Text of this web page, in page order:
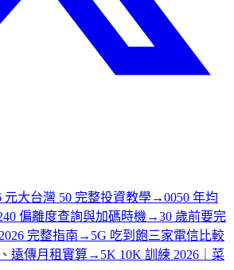
元大台灣 50 完整投資教學→0050 年均
偏離度查詢與加碼時機 →30 歲前要完
完整指南 → 5G 吃到飽三家電信比較
遠傳月租實算→ 5K 10K 訓練 2026｜菜